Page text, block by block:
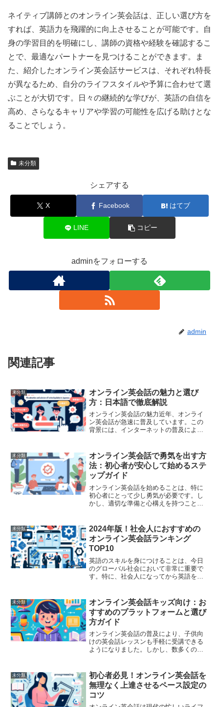
ネイティブ講師とのオンライン英会話は、正しい選び方を
すれば、英語力を飛躍的に向上させることが可能です。自
身の学習目的を明確にし、講師の資格や経験を確認するこ
とで、最適なパートナーを見つけることができます。ま
た、紹介したオンライン英会話サービスは、それぞれ特長
が異なるため、自分のライフスタイルや予算に合わせて選
ぶことが大切です。日々の継続的な学びが、英語の自信を
高め、さらなるキャリアや学習の可能性を広げる助けとな
ることでしょう。
未分類
シェアする
X Facebook はてブ
LINE コピー
adminをフォローする
admin
関連記事
未分類
オンライン英会話の魅力と選び
方：日本語で徹底解説
オンライン英会話の魅力近年、オンライ
ン英会話が急速に普及しています。この
背景には、インターネットの普及により
れます。例えば、日本にいながら海外の
ネイティブスピーカーと直...
未分類
オンライン英会話で勇気を出す方
法：初心者が安心して始めるステ
ップガイド
オンライン英会話を始めることは、特に
初心者にとって少し勇気が必要です。し
かし、適切な準備と心構えを持つこと
ンライン英会話を始めるためのステップ
を紹介します。これは英語学...
未分類
2024年版！社会人におすすめの
オンライン英会話ランキング
TOP10
英語のスキルを身につけることは、今日
のグローバル社会において非常に重要で
す。特に、社会人になってから英語を学
なります。オンライン英会話は、時間や
場所を問わず効率的に英語...
未分類
オンライン英会話キッズ向け：お
すすめのプラットフォームと選び
方ガイド
オンライン英会話の普及により、子供向
けの英会話レッスンも手軽に受講できる
ようになりました。しかし、数多くのプ
多いのではないでしょうか。本記事で
は、キッズ向けオンライン英...
未分類
初心者必見！オンライン英会話を
無理なく上達させるペース設定の
コツ